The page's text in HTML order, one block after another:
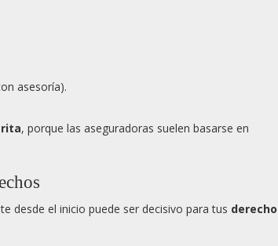
asesoría).
, porque las aseguradoras suelen basarse en
desde el inicio puede ser decisivo para tus